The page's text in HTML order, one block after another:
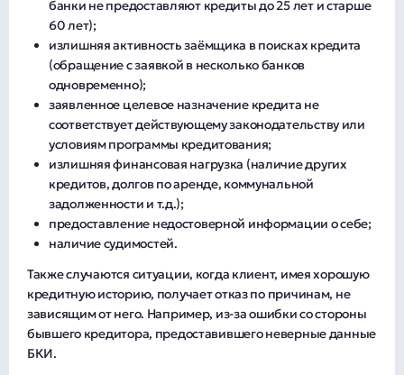
банки не предоставляют кредиты до 25 лет и старше
60 лет);
излишняя активность заёмщика в поисках кредита
(обращение с заявкой в несколько банков
одновременно);
заявленное целевое назначение кредита не
соответствует действующему законодательству или
условиям программы кредитования;
излишняя финансовая нагрузка (наличие других
кредитов, долгов по аренде, коммунальной
задолженности и т.д.);
предоставление недостоверной информации о себе;
наличие судимостей.
Также случаются ситуации, когда клиент, имея хорошую
кредитную историю, получает отказ по причинам, не
зависящим от него. Например, из-за ошибки со стороны
бывшего кредитора, предоставившего неверные данные
БКИ.